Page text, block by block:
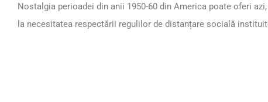
Nostalgia perioadei din anii 1950-60 din America poate oferi
la necesitatea respectării regulilor de distanțare socială